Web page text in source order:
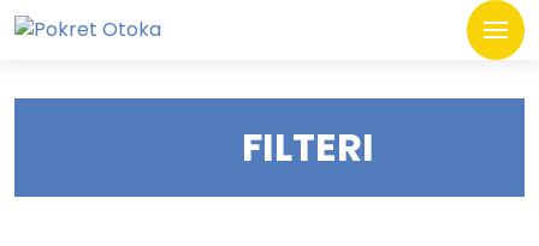
FILTERI